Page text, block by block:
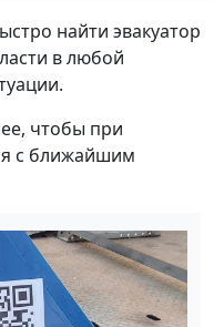
найти эвакуатор
в любой
чтобы при
с ближайшим